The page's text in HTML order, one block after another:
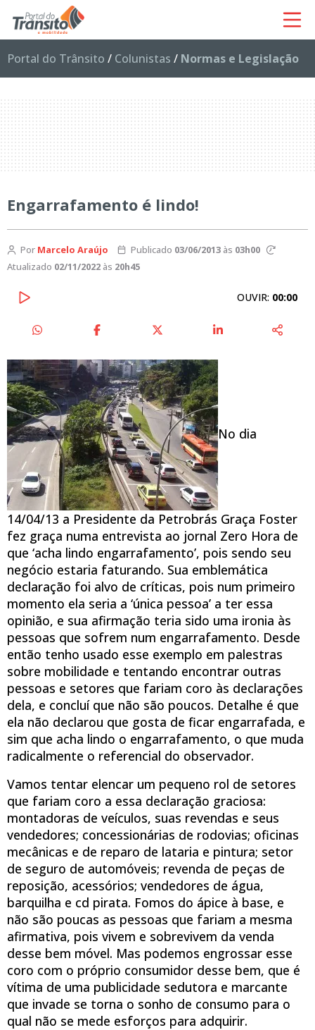
Portal do Trânsito / Colunistas / Normas e Legislação
Engarrafamento é lindo!
Por Marcelo Araújo Publicado 03/06/2013às 03h00
Atualizado 02/11/2022 às 20h45
OUVIR: 00:00
No dia
14/04/13 a Presidente da Petrobrás Graça Foster
fez graça numa entrevista ao jornal Zero Hora de
que ‘acha lindo engarrafamento’, pois sendo seu
negócio estaria faturando. Sua emblemática
declaração foi alvo de críticas, pois num primeiro
momento ela seria a ‘única pessoa’ a ter essa
opinião, e sua afirmação teria sido uma ironia às
pessoas que sofrem num engarrafamento. Desde
então tenho usado esse exemplo em palestras
sobre mobilidade e tentando encontrar outras
pessoas e setores que fariam coro às declarações
dela, e concluí que não são poucos. Detalhe é que
ela não declarou que gosta de ficar engarrafada, e
sim que acha lindo o engarrafamento, o que muda
radicalmente o referencial do observador.
Vamos tentar elencar um pequeno rol de setores
que fariam coro a essa declaração graciosa:
montadoras de veículos, suas revendas e seus
vendedores; concessionárias de rodovias; oficinas
mecânicas e de reparo de lataria e pintura; setor
de seguro de automóveis; revenda de peças de
reposição, acessórios; vendedores de água,
barquilha e cd pirata. Fomos do ápice à base, e
não são poucas as pessoas que fariam a mesma
afirmativa, pois vivem e sobrevivem da venda
desse bem móvel. Mas podemos engrossar esse
coro com o próprio consumidor desse bem, que é
vítima de uma publicidade sedutora e marcante
que invade se torna o sonho de consumo para o
qual não se mede esforços para adquirir.